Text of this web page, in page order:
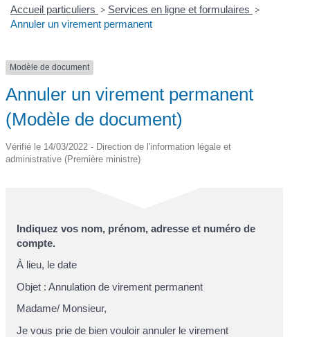
Accueil particuliers > Services en ligne et formulaires >
Annuler un virement permanent
Modèle de document
Annuler un virement permanent
(Modèle de document)
Vérifié le 14/03/2022 - Direction de l'information légale et
administrative (Première ministre)
Indiquez vos nom, prénom, adresse et numéro de
compte.
À lieu, ledate
Objet : Annulation de virement permanent
Madame/ Monsieur,
Je vous prie de bien vouloir annuler le virement